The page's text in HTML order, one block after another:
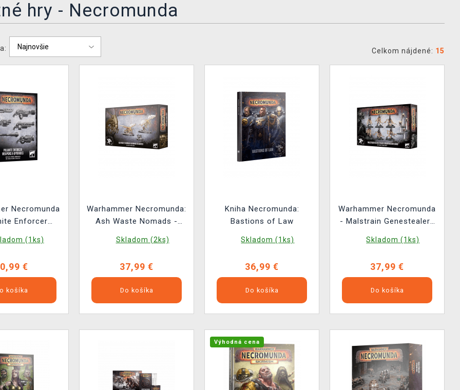
hry - Necromunda
Celkom nájdené: 15
Necromunda
Enforcer
(1ks)
€
košíka
Warhammer Necromunda:
Ash Waste Nomads -
figúrky)
Skladom (2ks)
37,99 €
Do košíka
Kniha Necromunda:
Bastions of Law
Skladom (1ks)
36,99 €
Do košíka
Warhammer Necromunda
- Malstrain Genestealers
Skladom (1ks)
37,99 €
Do košíka
Výhodná cena